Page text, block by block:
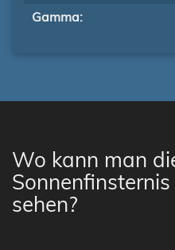
Gamma:
Wo kann man
sehen?